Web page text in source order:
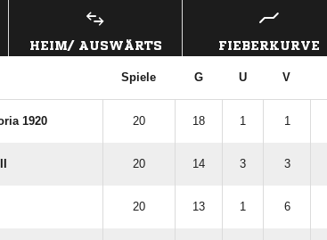
HEIM/ AUSWÄRTS FIEBERKURVE
Spiele G U V
1920 20 18 1 1
20 14 3 3
20 13 1 6